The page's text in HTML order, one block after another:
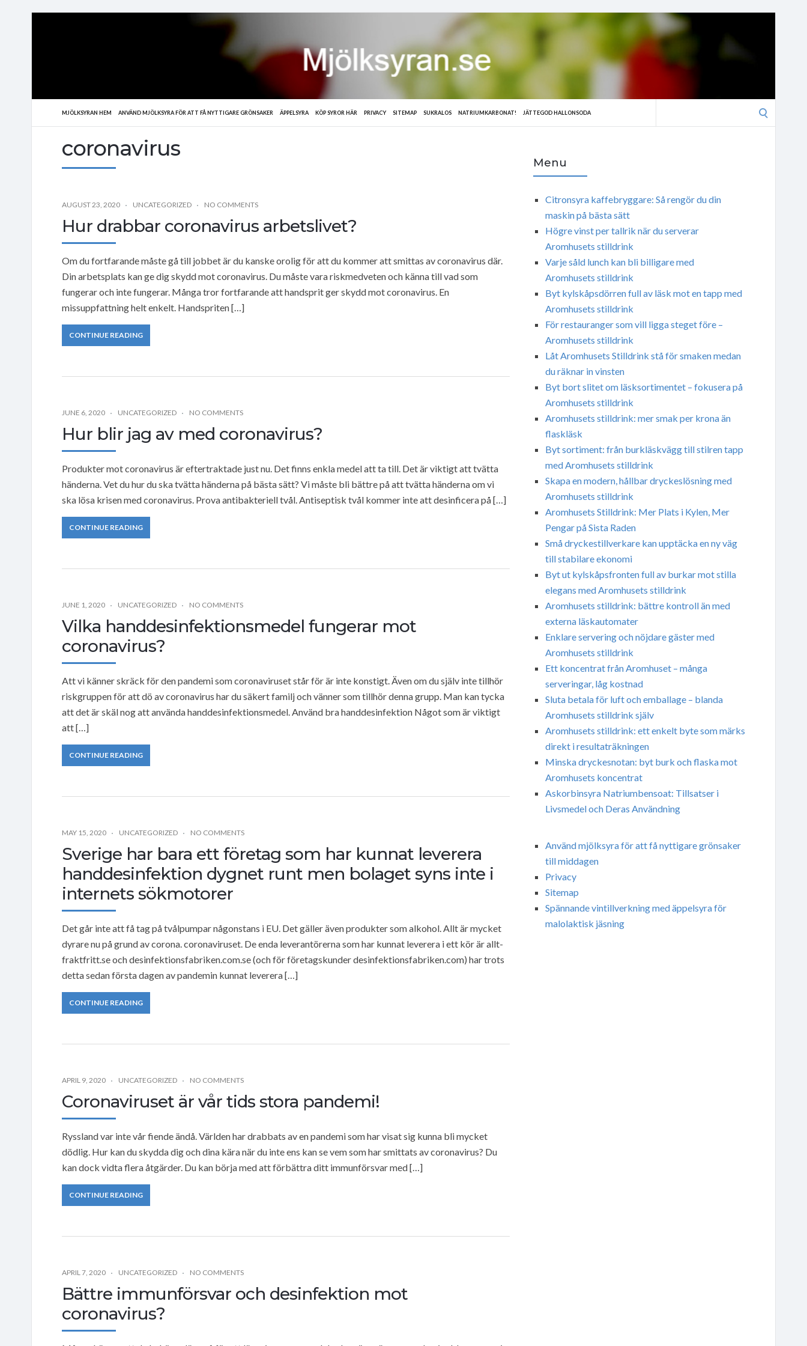
MJÖLKSYRAN HEM ANVÄND MJÖLKSYRA FÖR ATT FÅ NYTTIGARE GRÖNSAKER ÄPPELSYRA KÖP SYROR HÄR PRIVACY SITEMAP SUKRALOS NATRIUMKARBONAT! JÄTTEGOD HALLONSODA
coronavirus
AUGUST 23, 2020 UNCATEGORIZED NO COMMENTS
Hur drabbar coronavirus arbetslivet?
Om du fortfarande måste gå till jobbet är du kanske orolig för att du kommer att smittas av coronavirus där.
Din arbetsplats kan ge dig skydd mot coronavirus. Du måste vara riskmedveten och känna till vad som
fungerar och inte fungerar. Många tror fortfarande att handsprit ger skydd mot coronavirus. En
missuppfattning helt enkelt. Handspriten […]
CONTINUE READING
JUNE 6, 2020 UNCATEGORIZED NO COMMENTS
Hur blir jag av med coronavirus?
Produkter mot coronavirus är eftertraktade just nu. Det finns enkla medel att ta till. Det är viktigt att tvätta
händerna. Vet du hur du ska tvätta händerna på bästa sätt? Vi måste bli bättre på att tvätta händerna om vi
ska lösa krisen med coronavirus. Prova antibakteriell tvål. Antiseptisk tvål kommer inte att desinficera på […]
CONTINUE READING
JUNE 1, 2020 UNCATEGORIZED NO COMMENTS
Vilka handdesinfektionsmedel fungerar mot
coronavirus?
Att vi känner skräck för den pandemi som coronaviruset står för är inte konstigt. Även om du själv inte tillhör
riskgruppen för att dö av coronavirus har du säkert familj och vänner som tillhör denna grupp. Man kan tycka
att det är skäl nog att använda handdesinfektionsmedel. Använd bra handdesinfektion Något som är viktigt
att […]
CONTINUE READING
MAY 15, 2020 UNCATEGORIZED NO COMMENTS
Sverige har bara ett företag som har kunnat leverera
handdesinfektion dygnet runt men bolaget syns inte i
internets sökmotorer
Det går inte att få tag på tvålpumpar någonstans i EU. Det gäller även produkter som alkohol. Allt är mycket
dyrare nu på grund av corona. coronaviruset. De enda leverantörerna som har kunnat leverera i ett kör är allt-
fraktfritt.se och desinfektionsfabriken.com.se (och för företagskunder desinfektionsfabriken.com) har trots
detta sedan första dagen av pandemin kunnat leverera […]
CONTINUE READING
APRIL 9, 2020 UNCATEGORIZED NO COMMENTS
Coronaviruset är vår tids stora pandemi!
Ryssland var inte vår fiende ändå. Världen har drabbats av en pandemi som har visat sig kunna bli mycket
dödlig. Hur kan du skydda dig och dina kära när du inte ens kan se vem som har smittats av coronavirus? Du
kan dock vidta flera åtgärder. Du kan börja med att förbättra ditt immunförsvar med […]
CONTINUE READING
APRIL 7, 2020 UNCATEGORIZED NO COMMENTS
Bättre immunförsvar och desinfektion mot
coronavirus?
Menu
Citronsyra kaffebryggare: Så rengör du din
maskin på bästa sätt
Högre vinst per tallrik när du serverar
Aromhusets stilldrink
Varje såld lunch kan bli billigare med
Aromhusets stilldrink
Byt kylskåpsdörren full av läsk mot en tapp med
Aromhusets stilldrink
För restauranger som vill ligga steget före –
Aromhusets stilldrink
Låt Aromhusets Stilldrink stå för smaken medan
du räknar in vinsten
Byt bort slitet om läsksortimentet – fokusera på
Aromhusets stilldrink
Aromhusets stilldrink: mer smak per krona än
flaskläsk
Byt sortiment: från burkläskvägg till stilren tapp
med Aromhusets stilldrink
Skapa en modern, hållbar dryckeslösning med
Aromhusets stilldrink
Aromhusets Stilldrink: Mer Plats i Kylen, Mer
Pengar på Sista Raden
Små dryckestillverkare kan upptäcka en ny väg
till stabilare ekonomi
Byt ut kylskåpsfronten full av burkar mot stilla
elegans med Aromhusets stilldrink
Aromhusets stilldrink: bättre kontroll än med
externa läskautomater
Enklare servering och nöjdare gäster med
Aromhusets stilldrink
Ett koncentrat från Aromhuset – många
serveringar, låg kostnad
Sluta betala för luft och emballage – blanda
Aromhusets stilldrink själv
Aromhusets stilldrink: ett enkelt byte som märks
direkt i resultaträkningen
Minska dryckesnotan: byt burk och flaska mot
Aromhusets koncentrat
Askorbinsyra Natriumbensoat: Tillsatser i
Livsmedel och Deras Användning
Använd mjölksyra för att få nyttigare grönsaker
till middagen
Privacy
Sitemap
Spännande vintillverkning med äppelsyra för
malolaktisk jäsning